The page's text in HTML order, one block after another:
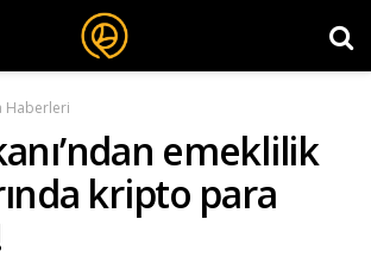
Haberleri
emeklilik
kripto para